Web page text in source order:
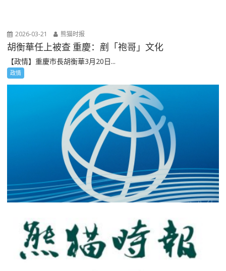
2026-03-21 熊猫时报
胡衡華任上被查 重慶：剷「袍哥」文化
【政情】重慶市長胡衡華3月20日...
政情